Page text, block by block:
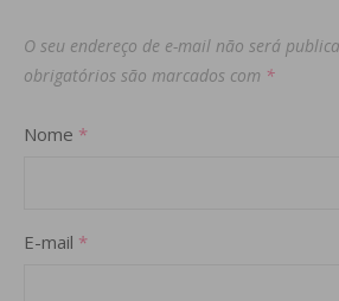
O seu endereço de e-mail não será
obrigatórios são marcados com *
Nome *
E-mail *